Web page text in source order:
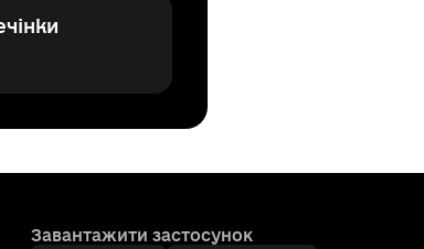
Завантажити застосунок